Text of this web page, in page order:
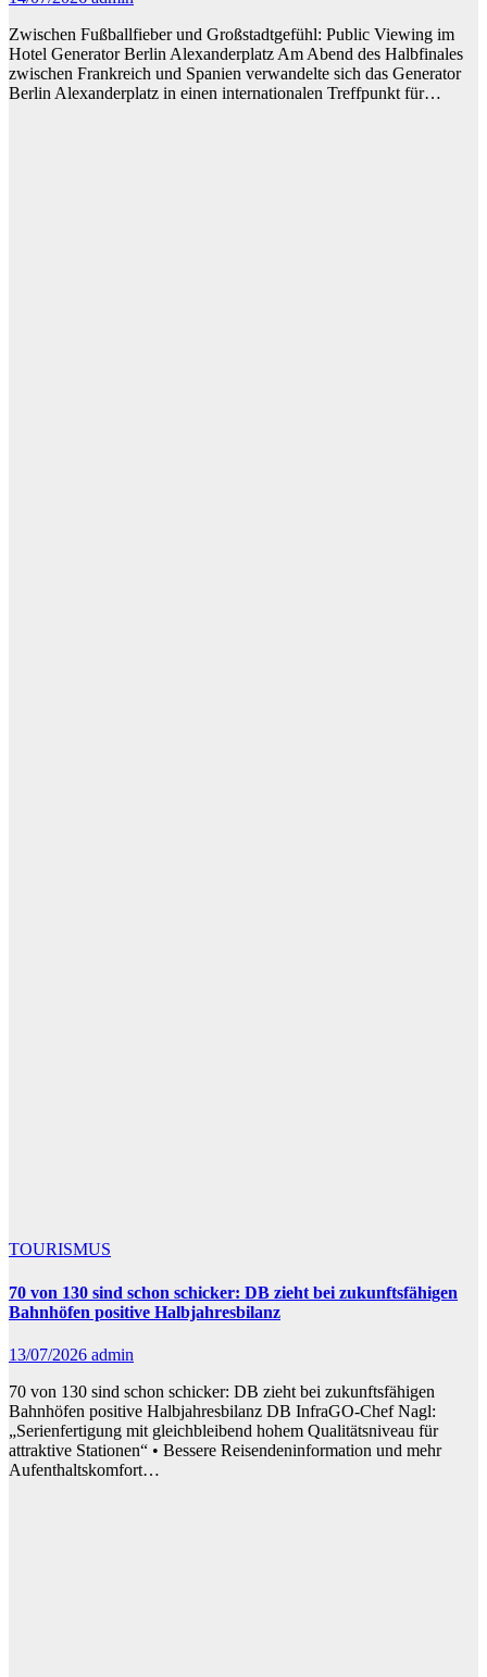
Zwischen Fußballfieber und Großstadtgefühl: Public Viewing im
Hotel Generator Berlin Alexanderplatz Am Abend des Halbfinales
zwischen Frankreich und Spanien verwandelte sich das Generator
Berlin Alexanderplatz in einen internationalen Treffpunkt für…
TOURISMUS
70 von 130 sind schon schicker: DB zieht bei zukunftsfähigen
Bahnhöfen positive Halbjahresbilanz
13/07/2026 admin
70 von 130 sind schon schicker: DB zieht bei zukunftsfähigen
Bahnhöfen positive Halbjahresbilanz DB InfraGO-Chef Nagl:
„Serienfertigung mit gleichbleibend hohem Qualitätsniveau für
attraktive Stationen“ • Bessere Reisendeninformation und mehr
Aufenthaltskomfort…